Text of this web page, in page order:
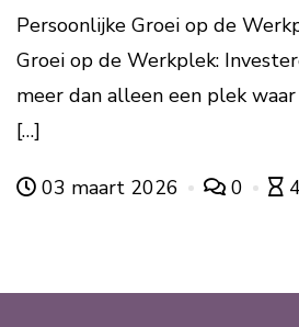
Persoonlijke Groei op de
Groei op de Werkplek:
meer dan alleen een plek
[…]
03 maart 2026 0